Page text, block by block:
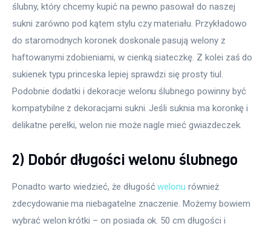
ślubny, który chcemy kupić na pewno pasował do naszej
sukni zarówno pod kątem stylu czy materiału. Przykładowo
do staromodnych koronek doskonale pasują welony z
haftowanymi zdobieniami, w cienką siateczkę. Z kolei zaś do
sukienek typu princeska lepiej sprawdzi się prosty tiul.
Podobnie dodatki i dekoracje welonu ślubnego powinny być
kompatybilne z dekoracjami sukni. Jeśli suknia ma koronkę i
delikatne perełki, welon nie może nagle mieć gwiazdeczek.
2) Dobór długości welonu ślubnego
Ponadto warto wiedzieć, że długość welonu również
zdecydowanie ma niebagatelne znaczenie. Możemy bowiem
wybrać welon krótki – on posiada ok. 50 cm długości i